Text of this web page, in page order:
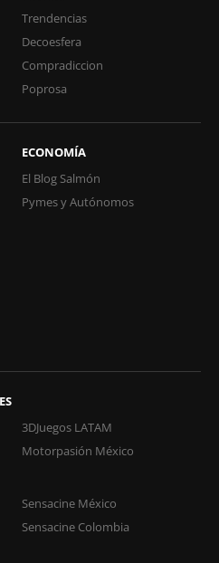
Trendencias
Decoesfera
Compradiccion
Poprosa
ECONOMÍA
El Blog Salmón
Pymes y Autónomos
3DJuegos LATAM
Motorpasión México
Sensacine México
Sensacine Colombia